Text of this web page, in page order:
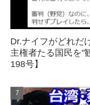
Dr.ナイフがどれだ
主権者たる国民を"
198号】